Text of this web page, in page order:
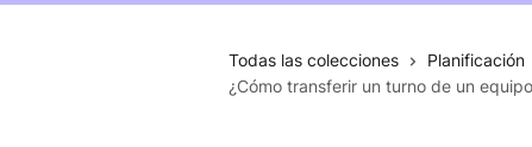
Todas las colecciones Planificación
¿Cómo transferir un turno de un